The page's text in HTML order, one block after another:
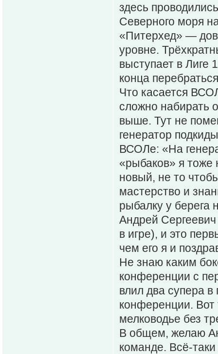
здесь
Северного моря
«Питерхед» —
уровне.
выступает в Лиге
конца
Что касается
сложно набирать
выше. Тут не
генератор
ВСОЛе: «На
«рыбаков» я тоже
новый, не то
мастерство и
рыбалку у берега
Андрей
в игре), и это
чем его я и
Не знаю каким
конференции с
влил два супера в
конференции. Вот
мелководье без
В общем, желаю
команде. Всё-